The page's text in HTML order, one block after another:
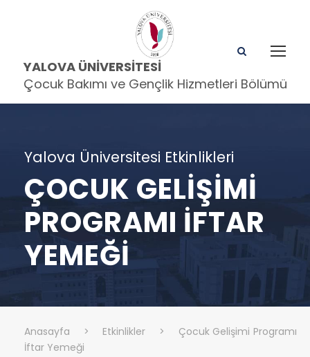
YALOVA ÜNIVERSITESI
Çocuk Bakımı ve Gençlik Hizmetleri Bölümü
Yalova Üniversitesi Etkinlikleri
ÇOCUK GELIŞIMI
PROGRAMI İFTAR
YEMEĞI
Anasayfa > Etkinlikler >
Çocuk Gelişimi Programı
İftar Yemeği